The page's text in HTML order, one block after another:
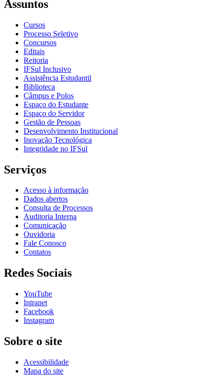
Assuntos
Cursos
Processo Seletivo
Concursos
Editais
Reitoria
IFSul Inclusivo
Assistência Estudantil
Biblioteca
Câmpus e Polos
Espaço do Estudante
Espaço do Servidor
Gestão de Pessoas
Desenvolvimento Institucional
Inovação Tecnológica
Integridade no IFSul
Serviços
Acesso à informação
Dados abertos
Consulta de Processos
Auditoria Interna
Comunicação
Ouvidoria
Fale Conosco
Contatos
Redes Sociais
YouTube
Intranet
Facebook
Instagram
Sobre o site
Acessibilidade
Mapa do site